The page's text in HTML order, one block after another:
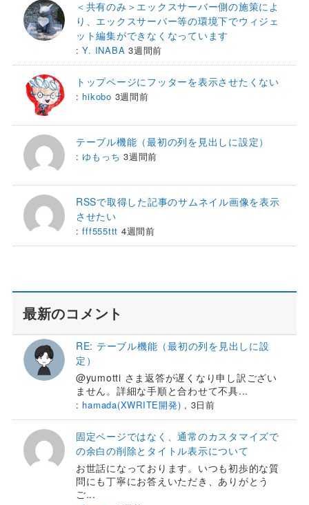
＜共有のみ＞エックスサーバー側の施策によ
り、エックスサーバー等の環境下でウィジェ
ット編集ができなくなっています
:Y. INABA 3週間前
トップページにフッターを表示させたくない
: hikobo 3週間前
テーブル機能（最初の列を見出しに設定）
:ゆもっち 3週間前
RSSで取得した記事のサムネイル画像を表示
させたい
:fff555ttt 4週間前
最新のコメント
RE: テーブル機能（最初の列を見出しに設
定）
@yumotti さま返答が遅くなり申し訳ござい
ません。詳細な手順と合わせて不具...
: hamada(XWRITE開発) , 3日前
固定ページではなく、通常のカスタマイズで
の余白の削除とタイトル表示について
お世話になっております。いつも初歩的な質
問にも丁寧にお答えいただき、ありがとう
ご...